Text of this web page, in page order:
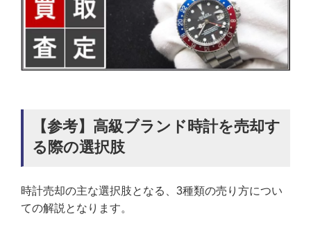
【参考】高級ブランド時計を売却す
る際の選択肢
時計売却の主な選択肢となる、3種類の売り方につい
ての解説となります。